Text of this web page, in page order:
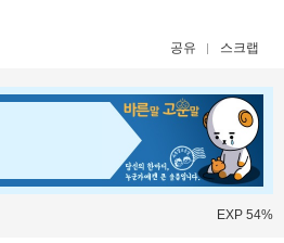
공유 스크랩
EXP 54%